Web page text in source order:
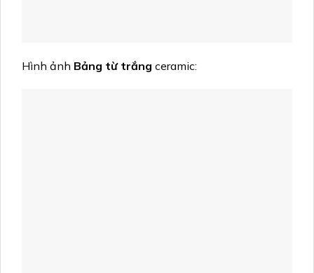
Hình ảnh Bảng từ trắng ceramic: